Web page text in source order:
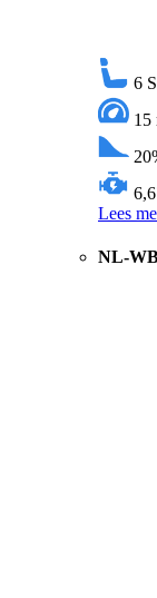
6
15
Lees
NL-